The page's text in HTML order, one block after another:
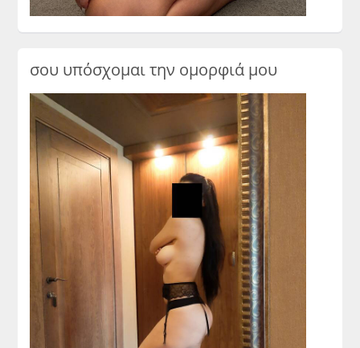
σου υπόσχομαι την ομορφιά μου